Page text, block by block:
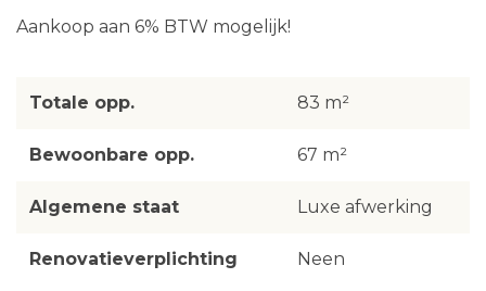
Aankoop aan 6% BTW mogelijk!
Totale opp. 83 m²
Bewoonbare opp. 67 m²
Algemene staat Luxe afwerking
Renovatieverplichting Neen